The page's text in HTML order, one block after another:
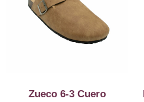
Zueco 6-3 Cuero